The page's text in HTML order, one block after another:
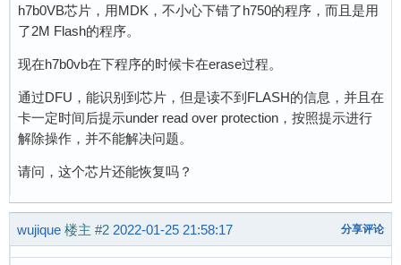
h7b0VB芯片，用MDK，不小心下错了h750的程序，而且是用
了2M Flash的程序。
现在h7b0vb在下程序的时候卡在erase过程。
通过DFU，能识别到芯片，但是读不到FLASH的信息，并且在
卡一定时间后提示under read over protection，按照提示进行
解除操作，并不能解决问题。
请问，这个芯片还能恢复吗？
wujique 楼主 #2 2022-01-25 21:58:17 分享评论